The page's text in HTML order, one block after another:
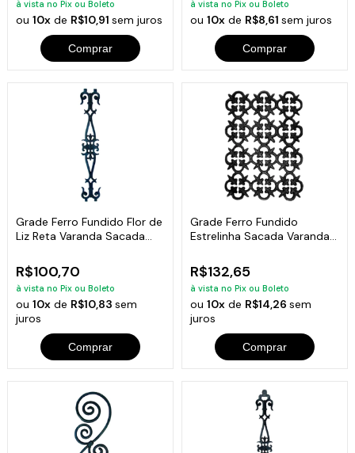
à vista no Pix ou Boleto
ou10x de R$10,91sem juros
Comprar
à vista no Pix ou Boleto
ou 10xde R$8,61 sem juros
Comprar
Grade Ferro Fundido Flor de
Liz Reta Varanda Sacada
R$100,70
à vista no Pix ou Boleto
ou10x de R$10,83sem
juros
Comprar
Grade Ferro Fundido
Estrelinha Sacada Varanda
R$132,65
à vista no Pix ou Boleto
ou 10xde R$14,26 sem
juros
Comprar